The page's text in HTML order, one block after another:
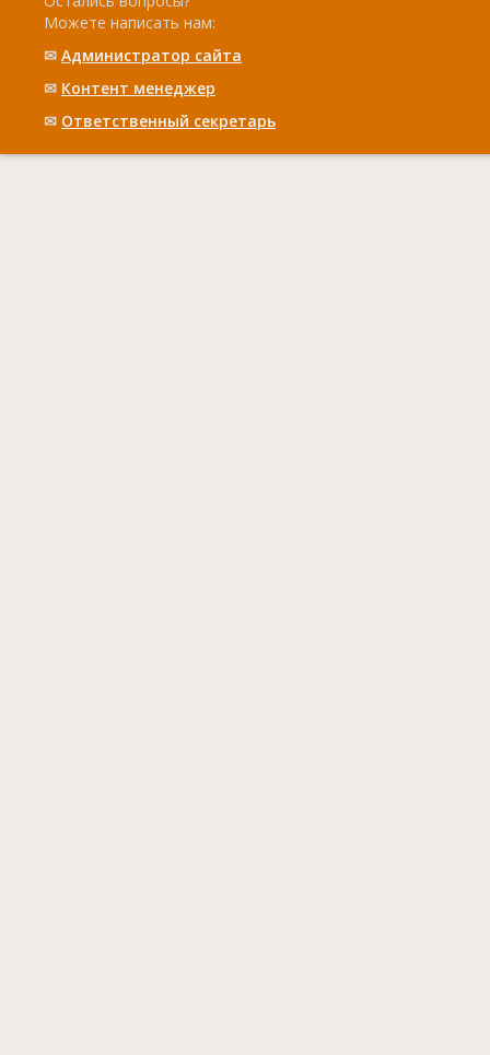
Можете написать нам:
✉ Администратор сайта
✉ Контент менеджер
✉ Ответственный cекретарь